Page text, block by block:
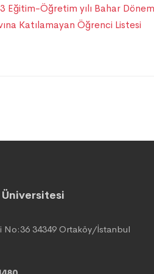
Eğitim-Öğretim yılı Bahar Dönemi
Katılamayan Öğrenci Listesi
No:36 34349 Ortaköy/İstanbul